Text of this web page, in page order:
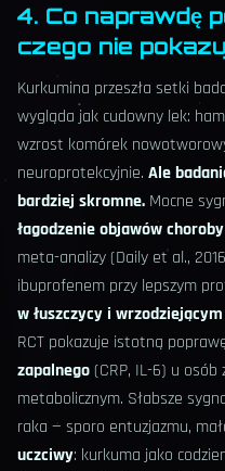
4. Co naprawdę
czego nie
Kurkumina przeszła setki
wygląda jak cudowny lek:
wzrost komórek
neuroprotekcyjnie. Ale
bardziej skromne. Mocne
łagodzenie objawów
meta-analizy (Daily et al.,
ibuprofenem przy lepszym
w łuszczycy i
RCT pokazuje istotną
zapalnego (CRP, IL-6) u osób
metabolicznym. Słabsze
raka — sporo entuzjazmu,
uczciwy: kurkuma jako